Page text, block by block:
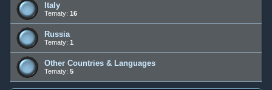
Italy
Tematy: 16
Russia
Tematy: 1
Other Countries & Languages
Tematy: 5